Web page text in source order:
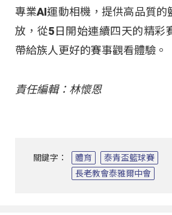
專業AI運動相機，提供高品質的
放，從5日開始連續四天的精彩
帶給族人更好的賽事觀看體驗。
責任編輯：林懷恩
關鍵字： 體育
泰青盃籃球賽
長老教會泰雅爾中會